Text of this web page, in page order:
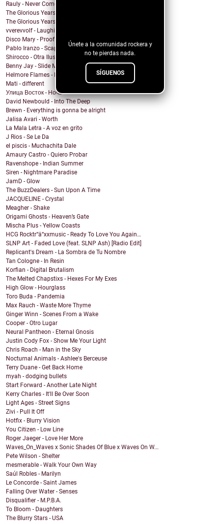
Únete a la comunidad rockera y
no te pierdas nada.
SÍGUENOS
Rauly - Never Come Back
The Glorious Years - Cosmic Behaviour
The Glorious Years - Sweet Imperfections
vverevvolf - Laughing Til I Cry
Disco Mary - Proof
Pablo Iranzo - Scapegoat (Single Edit)
Shirocco - Otra Ilusión
Benny Jay - Slide My Way
Helmore Flames - E Pluribus Unum
Mati - different
Улица Восток - Ночь
David Newbould - Into The Deep
Brewn - Everything is gonna be alright
Jalisa Avari - Worth
La Mala Letra - A voz en grito
J Rios - Se Le Da
el piscis - Muchachita Dale
Amaury Castro - Quiero Probar
Ravenshope - Indian Summer
Siren - Nightmare Paradise
JamD - Glow
The BuzzDealers - Sun Upon A Time
JACQUELINE - Crystal
Meagher - Shake
Origami Ghosts - Heaven’s Gate
Mischa Plus - Yellow Coasts
HCG Rocktr“ä“xxmusic - Ready To Love You Again…
SLNP Art - Faded Love (feat. SLNP Ash) [Radio Edit]
Replicant's Dream - La Sombra de Tu Nombre
Tan Cologne - In Resin
Korfian - Digital Brutalism
The Melted Chapstixs - Hexes For My Exes
High Glow - Hourglass
Toro Buda - Pandemia
Max Rauch - Waste More Thyme
Ginger Winn - Scenes From a Wake
Cooper - Otro Lugar
Neural Pantheon - Eternal Gnosis
Justin Cody Fox - Show Me Your Light
Chris Roach - Man in the Sky
Nocturnal Animals - Ashlee's Berceuse
Terry Duane - Get Back Home
myah - dodging bullets
Start Forward - Another Late Night
Kerry Charles - It'll Be Over Soon
Light Ages - Street Signs
Zivi - Pull It Off
Hotfix - Blurry Vision
You Citizen - Low Line
Roger Jaeger - Love Her More
Waves_On_Waves x Sonic Shades Of Blue x Waves On W...
Pete Wilson - Shelter
mesmerable - Walk Your Own Way
Saúl Robles - Marilyn
Le Concorde - Saint James
Falling Over Water - Senses
Disqualifier - M.P.B.A.
To Bloom - Daughters
The Blurry Stars - USA